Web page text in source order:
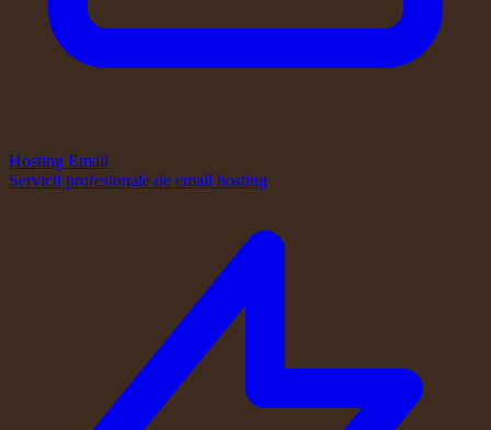
Hosting Email
Servicii profesionale de email hosting